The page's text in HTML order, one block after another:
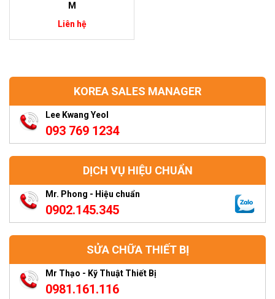
KOREA SALES MANAGER
Lee Kwang Yeol
093 769 1234
DỊCH VỤ HIỆU CHUẨN
Mr. Phong - Hiệu chuẩn
0902.145.345
SỬA CHỮA THIẾT BỊ
Mr Thạo - Kỹ Thuật Thiết Bị
0981.161.116
M
Liên hệ